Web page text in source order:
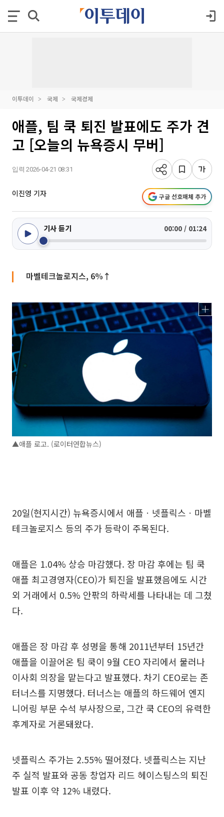
이투데이 국제 국제경제
애플, 팀 쿡 퇴진 발표에도 주가 견
고 [오늘의 뉴욕증시 무버]
입력 2026-04-21 08:31
이진영 기자 구글 선호매체 추가
기사 듣기 00:00 / 01:24
마벨테크놀로지스, 6%↑
▲애플 로고. (로이터연합뉴스)
20일(현지시간) 뉴욕증시에서 애플ㆍ넷플릭스ㆍ마벨
테크놀로지스 등의 주가 등락이 주목된다.
애플은 1.04% 상승 마감했다. 장 마감 후에는 팀 쿡
애플 최고경영자(CEO)가 퇴진을 발표했음에도 시간
외 거래에서 0.5% 안팎의 하락세를 나타내는 데 그쳤
다.
애플은 장 마감 후 성명을 통해 2011년부터 15년간
애플을 이끌어온 팀 쿡이 9월 CEO 자리에서 물러나
이사회 의장을 맡는다고 발표했다. 차기 CEO로는 존
터너스를 지명했다. 터너스는 애플의 하드웨어 엔지
니어링 부문 수석 부사장으로, 그간 쿡 CEO의 유력한
후계자로 거론돼왔다.
넷플릭스 주가는 2.55% 떨어졌다. 넷플릭스는 지난
주 실적 발표와 공동 창업자 리드 헤이스팅스의 퇴진
발표 이후 약 12% 내렸다.